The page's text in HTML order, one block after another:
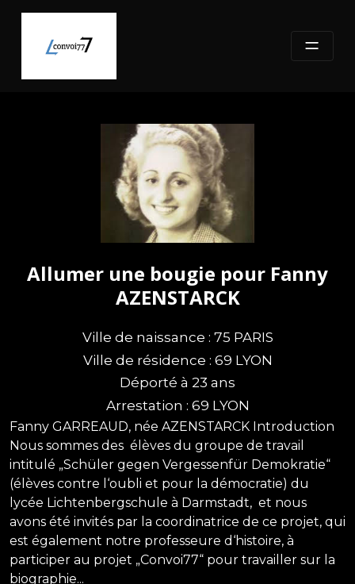
content
Allumer une bougie pour Fanny
AZENSTARCK
Ville de naissance : 75 PARIS
Ville de résidence : 69 LYON
Déporté à 23 ans
Arrestation : 69 LYON
Fanny GARREAUD, née AZENSTARCK Introduction
Nous sommes des élèves du groupe de travail
intitulé „Schüler gegen Vergessenfür Demokratie“
(élèves contre l‘oubli et pour la démocratie) du
lycée Lichtenbergschule à Darmstadt, et nous
avons été invités par la coordinatrice de ce projet, qui
est également notre professeure d‘histoire, à
participer au projet „Convoi77“ pour travailler sur la
biographie...